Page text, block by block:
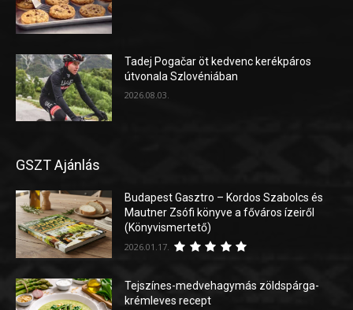
Tadej Pogačar öt kedvenc kerékpáros
útvonala Szlovéniában
2026.08.03.
GSZT Ajánlás
Budapest Gasztro – Kordos Szabolcs és
Mautner Zsófi könyve a főváros ízeiről
(Könyvismertető)
2026.01.17.
Tejszínes-medvehagymás zöldspárga-
krémleves recept